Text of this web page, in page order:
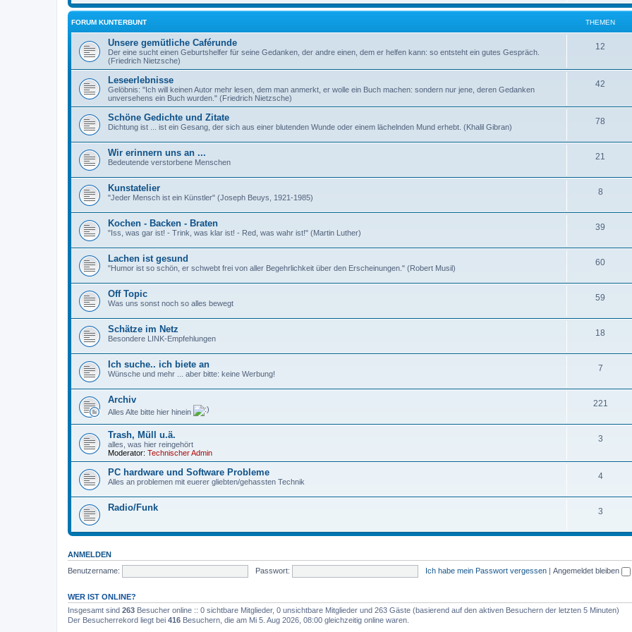
e
e
FORUM KUNTERBUNT THEMEN
Unsere gemütliche Caférunde
Der eine sucht einen Geburtshelfer für seine Gedanken, der andre einen, dem er helfen kann: so entsteht ein gutes Gespräch.
(Friedrich Nietzsche)
12
Leseerlebnisse
Gelöbnis: "Ich will keinen Autor mehr lesen, dem man anmerkt, er wolle ein Buch machen: sondern nur jene, deren Gedanken
unversehens ein Buch wurden." (Friedrich Nietzsche)
42
n
Schöne Gedichte und Zitate
Dichtung ist ... ist ein Gesang, der sich aus einer blutenden Wunde oder einem lächelnden Mund erhebt. (Khalil Gibran)
78
m
n
Wir erinnern uns an ...
Bedeutende verstorbene Menschen
21
m
n
Kunstatelier
"Jeder Mensch ist ein Künstler" (Joseph Beuys, 1921-1985)
8T
e
m
e
n
Kochen - Backen - Braten
"Iss, was gar ist! - Trink, was klar ist! - Red, was wahr ist!" (Martin Luther)
39
e
m
n
Lachen ist gesund
"Humor ist so schön, er schwebt frei von aller Begehrlichkeit über den Erscheinungen." (Robert Musil)
60T
m
n
Off Topic
Was uns sonst noch so alles bewegt
59
m
n
Schätze im Netz
Besondere LINK-Empfehlungen
18
m
e
n
Ich suche.. ich biete an
Wünsche und mehr ... aber bitte: keine Werbung!
7T
e
m
e
n
Archiv
Alles Alte bitte hier hinein
221
n
Trash, Müll u.ä.
alles, was hier reingehört
Moderator: Technischer Admin
3T
e
e
n
PC hardware und Software Probleme
Alles an problemen mit euerer gliebten/gehassten Technik
4T
e
m
n
Radio/Funk 3T
m
n
ANMELDEN
Benutzername:
Passwort: Ich habe mein Passwort vergessen | Angemeldet bleiben
WER IST ONLINE?
Insgesamt sind 263 Besucher online :: 0 sichtbare Mitglieder, 0 unsichtbare Mitglieder und 263 Gäste (basierend auf den aktiven Besuchern der letzten 5 Minuten)
Der Besucherrekord liegt bei 416 Besuchern, die am Mi 5. Aug 2026, 08:00 gleichzeitig online waren.